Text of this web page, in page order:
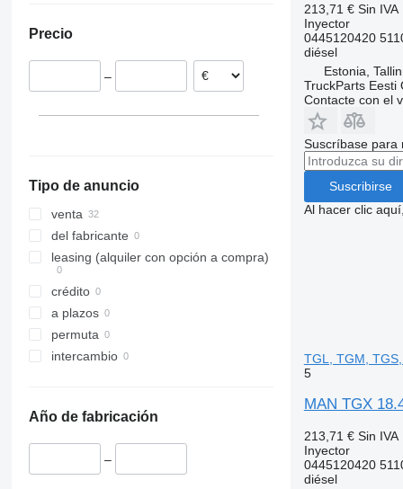
Precio
–
Tipo de anuncio
venta
del fabricante
leasing (alquiler con opción a compra)
crédito
a plazos
permuta
intercambio
Año de fabricación
–
213,71 € Sin IVA
Inyector
0445120420
diésel
Estonia,
TruckParts Eesti
Contacte con el
Suscríbase para
Suscribirse
Al hacer clic
TGL, TGM,
5
MAN TGX
213,71 € Sin IVA
Inyector
0445120420
diésel